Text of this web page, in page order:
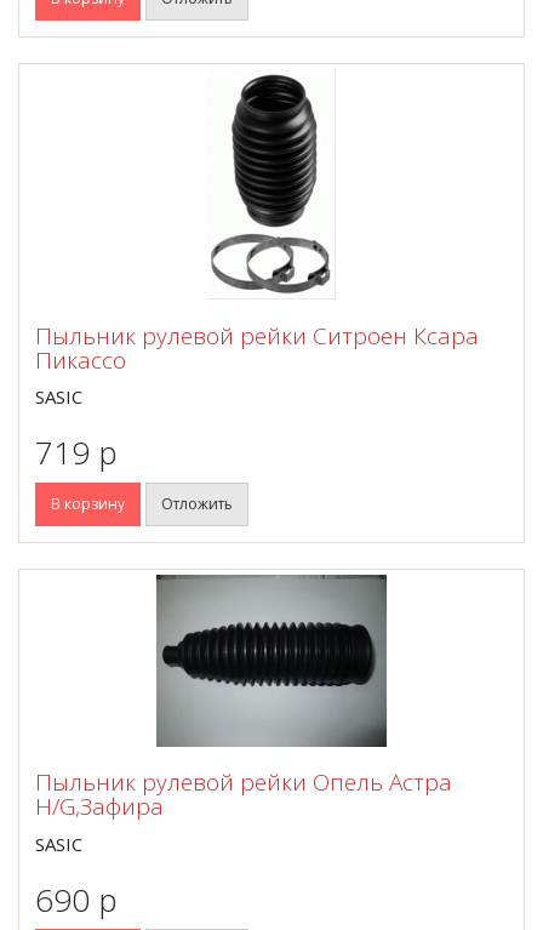
Пыльник рулевой рейки Ситроен Ксара
Пикассо
SASIC
719 p
В корзину Отложить
Пыльник рулевой рейки Опель Астра
Н/G,Зафира
SASIC
690 p